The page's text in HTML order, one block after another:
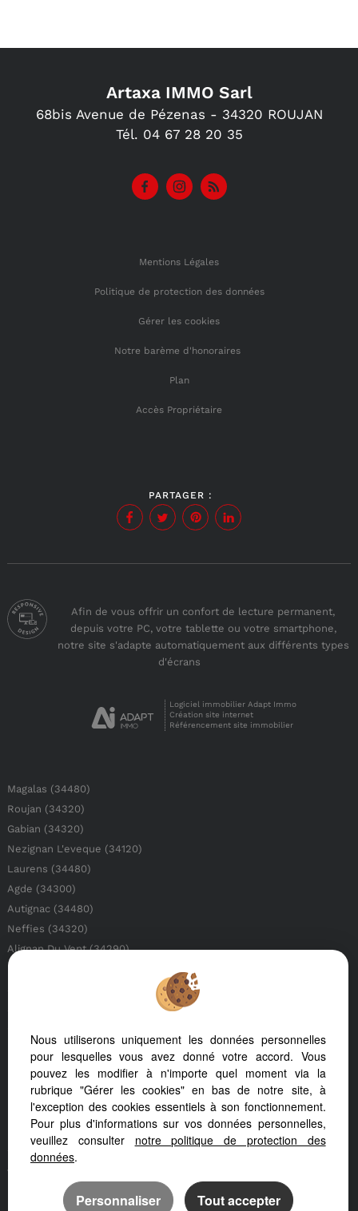
Artaxa IMMO Sarl
68bis Avenue de Pézenas - 34320 ROUJAN
Tél. 04 67 28 20 35
Mentions Légales
Politique de protection des données
Gérer les cookies
Notre barème d'honoraires
Plan
Accès Propriétaire
PARTAGER :
Afin de vous offrir un confort de lecture permanent,
depuis votre PC, votre tablette ou votre smartphone,
notre site s'adapte automatiquement aux différents types
d'écrans
Logiciel immobilier Adapt Immo
Création site internet
Référencement site immobilier
Magalas (34480)
Roujan (34320)
Gabian (34320)
Nezignan L'eveque (34120)
Laurens (34480)
Agde (34300)
Autignac (34480)
Neffies (34320)
Alignan Du Vent (34290)
Lezignan La Cebe (34120)
Saint Genies De Fontedit (34480)
Beziers (34500)
Belarga (34230)
Pouzolles (34480)
Nissan Lez Enserune (34440)
Saint Andre De Sangonis (34725)
Jonquieres (34725)
Nous utiliserons uniquement les données personnelles
pour lesquelles vous avez donné votre accord. Vous
pouvez les modifier à n'importe quel moment via la
rubrique "Gérer les cookies" en bas de notre site, à
l'exception des cookies essentiels à son fonctionnement.
Pour plus d'informations sur vos données personnelles,
veuillez consulter notre politique de protection des
données.
Personnaliser Tout accepter